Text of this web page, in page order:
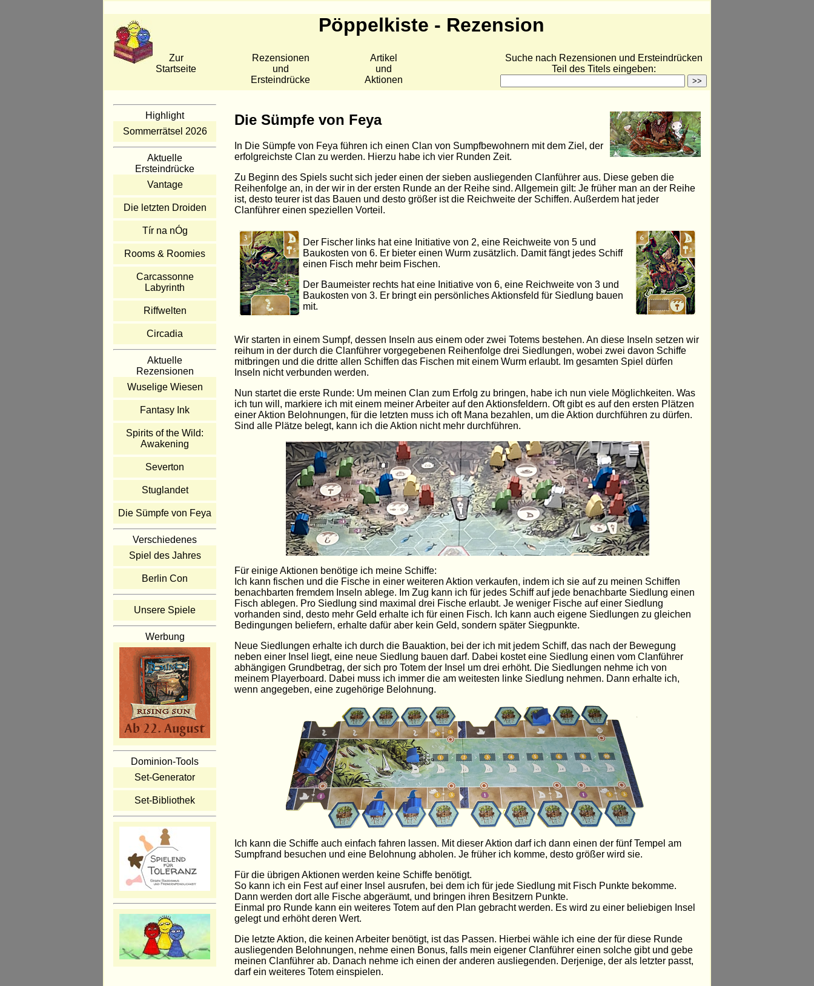
Pöppelkiste - Rezension
Zur
Startseite
Rezensionen
und
Ersteindrücke
Artikel
und
Aktionen
Suche nach Rezensionen und Ersteindrücken
Teil des Titels eingeben:
Highlight
Sommerrätsel 2026
Aktuelle
Ersteindrücke
Vantage
Die letzten Droiden
Tír na nÓg
Rooms & Roomies
Carcassonne
Labyrinth
Riffwelten
Circadia
Aktuelle
Rezensionen
Wuselige Wiesen
Fantasy Ink
Spirits of the Wild:
Awakening
Severton
Stuglandet
Die Sümpfe von Feya
Verschiedenes
Spiel des Jahres
Berlin Con
Unsere Spiele
Werbung
Dominion-Tools
Set-Generator
Set-Bibliothek
Die Sümpfe von Feya
In Die Sümpfe von Feya führen ich einen Clan von Sumpfbewohnern mit dem Ziel, der
erfolgreichste Clan zu werden. Hierzu habe ich vier Runden Zeit.
Zu Beginn des Spiels sucht sich jeder einen der sieben ausliegenden Clanführer aus. Diese geben die
Reihenfolge an, in der wir in der ersten Runde an der Reihe sind. Allgemein gilt: Je früher man an der Reihe
ist, desto teurer ist das Bauen und desto größer ist die Reichweite der Schiffen. Außerdem hat jeder
Clanführer einen speziellen Vorteil.
Der Fischer links hat eine Initiative von 2, eine Reichweite von 5 und
Baukosten von 6. Er bieter einen Wurm zusätzlich. Damit fängt jedes Schiff
einen Fisch mehr beim Fischen.
Der Baumeister rechts hat eine Initiative von 6, eine Reichweite von 3 und
Baukosten von 3. Er bringt ein persönliches Aktionsfeld für Siedlung bauen
mit.
Wir starten in einem Sumpf, dessen Inseln aus einem oder zwei Totems bestehen. An diese Inseln setzen wir
reihum in der durch die Clanführer vorgegebenen Reihenfolge drei Siedlungen, wobei zwei davon Schiffe
mitbringen und die dritte allen Schiffen das Fischen mit einem Wurm erlaubt. Im gesamten Spiel dürfen
Inseln nicht verbunden werden.
Nun startet die erste Runde: Um meinen Clan zum Erfolg zu bringen, habe ich nun viele Möglichkeiten. Was
ich tun will, markiere ich mit einem meiner Arbeiter auf den Aktionsfeldern. Oft gibt es auf den ersten Plätzen
einer Aktion Belohnungen, für die letzten muss ich oft Mana bezahlen, um die Aktion durchführen zu dürfen.
Sind alle Plätze belegt, kann ich die Aktion nicht mehr durchführen.
Für einige Aktionen benötige ich meine Schiffe:
Ich kann fischen und die Fische in einer weiteren Aktion verkaufen, indem ich sie auf zu meinen Schiffen
benachbarten fremdem Inseln ablege. Im Zug kann ich für jedes Schiff auf jede benachbarte Siedlung einen
Fisch ablegen. Pro Siedlung sind maximal drei Fische erlaubt. Je weniger Fische auf einer Siedlung
vorhanden sind, desto mehr Geld erhalte ich für einen Fisch. Ich kann auch eigene Siedlungen zu gleichen
Bedingungen beliefern, erhalte dafür aber kein Geld, sondern später Siegpunkte.
Neue Siedlungen erhalte ich durch die Bauaktion, bei der ich mit jedem Schiff, das nach der Bewegung
neben einer Insel liegt, eine neue Siedlung bauen darf. Dabei kostet eine Siedlung einen vom Clanführer
abhängigen Grundbetrag, der sich pro Totem der Insel um drei erhöht. Die Siedlungen nehme ich von
meinem Playerboard. Dabei muss ich immer die am weitesten linke Siedlung nehmen. Dann erhalte ich,
wenn angegeben, eine zugehörige Belohnung.
Ich kann die Schiffe auch einfach fahren lassen. Mit dieser Aktion darf ich dann einen der fünf Tempel am
Sumpfrand besuchen und eine Belohnung abholen. Je früher ich komme, desto größer wird sie.
Für die übrigen Aktionen werden keine Schiffe benötigt.
So kann ich ein Fest auf einer Insel ausrufen, bei dem ich für jede Siedlung mit Fisch Punkte bekomme.
Dann werden dort alle Fische abgeräumt, und bringen ihren Besitzern Punkte.
Einmal pro Runde kann ein weiteres Totem auf den Plan gebracht werden. Es wird zu einer beliebigen Insel
gelegt und erhöht deren Wert.
Die letzte Aktion, die keinen Arbeiter benötigt, ist das Passen. Hierbei wähle ich eine der für diese Runde
ausliegenden Belohnungen, nehme einen Bonus, falls mein eigener Clanführer einen solche gibt und gebe
meinen Clanführer ab. Danach nehme ich einen der anderen ausliegenden. Derjenige, der als letzter passt,
darf ein weiteres Totem einspielen.